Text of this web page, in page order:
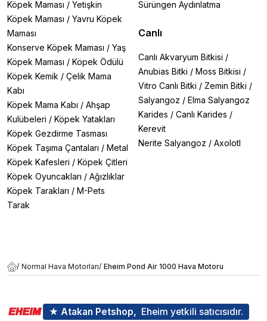
Köpek Maması / Yetişkin
Köpek Maması / Yavru Köpek
Maması
Konserve Köpek Maması / Yaş
Köpek Maması / Köpek Ödülü
Köpek Kemik / Çelik Mama
Kabı
Köpek Mama Kabı / Ahşap
Kulübeleri / Köpek Yatakları
Köpek Gezdirme Tasması
Köpek Taşıma Çantaları / Metal
Köpek Kafesleri / Köpek Çitleri
Köpek Oyuncakları / Ağızlıklar
Köpek Tarakları / M-Pets
Tarak
Sürüngen Aydınlatma
Canlı
Canlı Akvaryum Bitkisi /
Anubias Bitki / Moss Bitkisi /
Vitro Canlı Bitki / Zemin Bitki /
Salyangoz / Elma Salyangoz
Karides / Canlı Karides /
Kerevit
Nerite Salyangoz / Axolotl
/ Normal Hava Motorları/ Eheim Pond Air 1000 Hava Motoru
★ Atakan Petshop, Eheim yetkili satıcısıdır.